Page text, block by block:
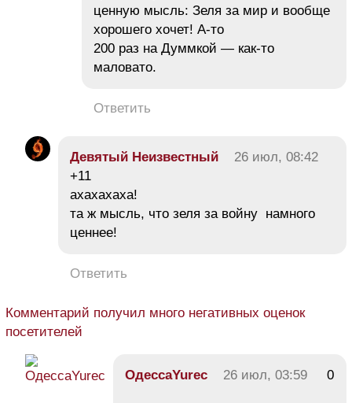
ценную мысль: Зеля за мир и вообще
хорошего хочет! А-то
200 раз на Думмкой — как-то
маловато.
Ответить
Девятый Неизвестный
26 июл, 08:42
+11
ахахахаха!
та ж мысль, что зеля за войну намного
ценнее!
Ответить
Комментарий получил много негативных оценок
посетителей
ОдессаYurec 26 июл, 03:59 0